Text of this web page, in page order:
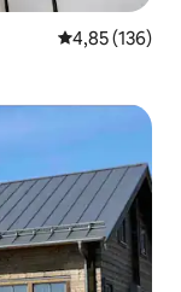
4,85 de uma
4,85 (136)